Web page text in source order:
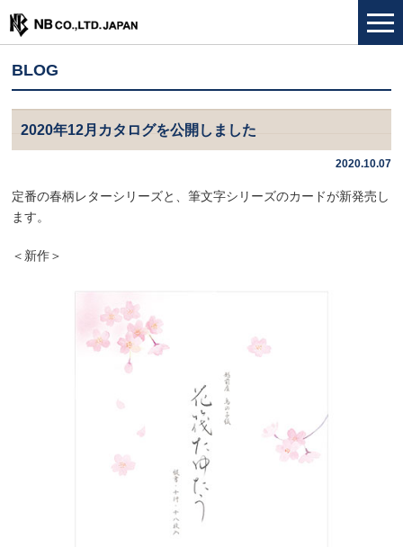
BLOG
2020年12月カタログを公開しました
2020.10.07
定番の春柄レターシリーズと、筆文字シリーズのカードが新発売し
ます。
＜新作＞